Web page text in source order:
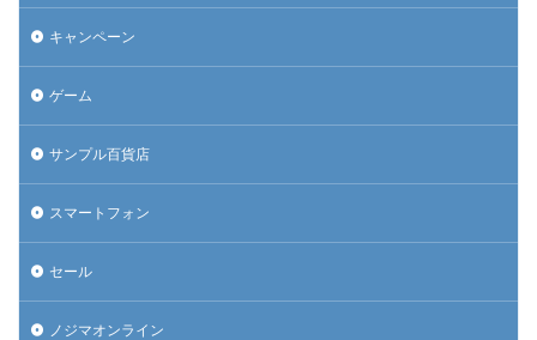
キャンペーン
ゲーム
サンプル百貨店
スマートフォン
セール
ノジマオンライン